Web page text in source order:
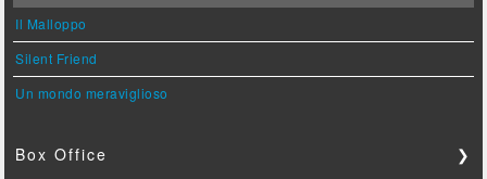
Il Malloppo
Silent Friend
Un mondo meraviglioso
Box Office ❯